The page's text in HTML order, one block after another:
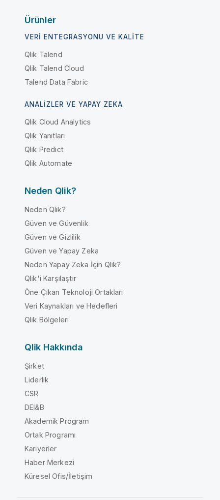
Ürünler
VERI ENTEGRASYONU VE KALITE
Qlik Talend
Qlik Talend Cloud
Talend Data Fabric
ANALIZLER VE YAPAY ZEKA
Qlik Cloud Analytics
Qlik Yanıtları
Qlik Predict
Qlik Automate
Neden Qlik?
Neden Qlik?
Güven ve Güvenlik
Güven ve Gizlilik
Güven ve Yapay Zeka
Neden Yapay Zeka İçin Qlik?
Qlik'i Karşılaştır
Öne Çıkan Teknoloji Ortakları
Veri Kaynakları ve Hedefleri
Qlik Bölgeleri
Qlik Hakkında
Şirket
Liderlik
CSR
DEI&B
Akademik Program
Ortak Programı
Kariyerler
Haber Merkezi
Küresel Ofis/İletişim